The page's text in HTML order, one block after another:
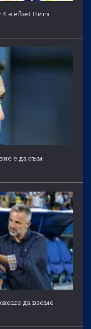
в efbet Лига
е да съм
да вземе